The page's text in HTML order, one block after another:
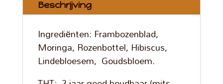
Beschrijving
Ingrediënten: Frambozenblad,
Moringa, Rozenbottel, Hibiscus,
Lindebloesem, Goudsbloem.